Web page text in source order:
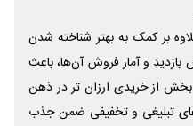
بر کمک به بهتر شناخته شدن
و آمار فروش آن‌ها، باعث
از خریدی ارزان تر در ذهن
تبلیغی و تخفیفی ضمن جذب